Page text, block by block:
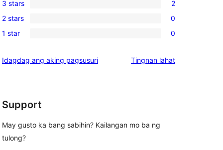
star
review
4-
star
reviews
2
3-
star
3 stars 2
0
2-
reviews
2 stars 0
0
star
1 star 0
Idagdag ang aking pagsusuri Tingnan lahatng
Support
May gusto ka bang sabihin? Kailangan mo ba ng
tulong?